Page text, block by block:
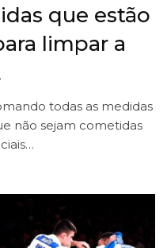
que estão
limpar a
todas as medidas
não sejam cometidas